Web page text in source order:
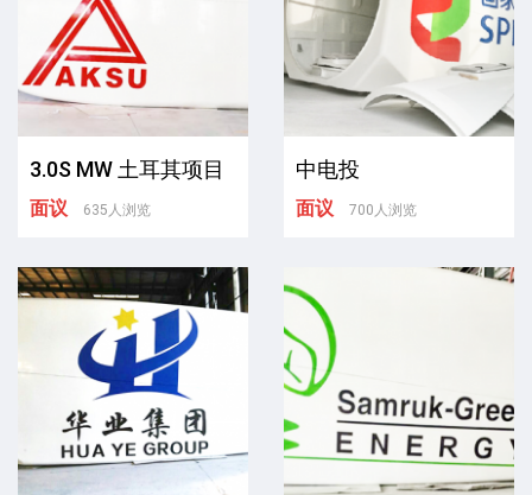
3.0S MW 土耳其项目
面议 635人浏览
中电投
面议 700人浏览